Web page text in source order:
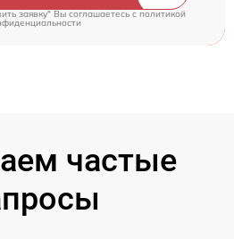
заявку" Вы соглашаетесь cполитикой
частые